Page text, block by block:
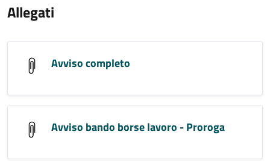
Allegati
Avviso completo
Avviso bando borse lavoro - Proroga